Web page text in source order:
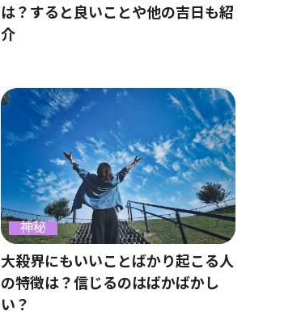
は？すると良いことや他の吉日も紹
介
神秘
大殺界にもいいことばかり起こる人
の特徴は？信じるのはばかばかし
い？